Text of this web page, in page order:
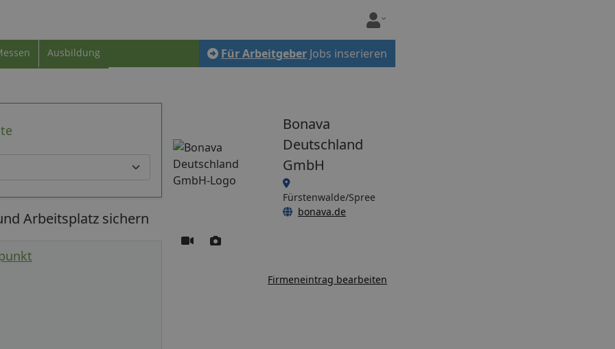
Ausbildung Für Arbeitgeber Jobs inserieren
Arbeitsplatz sichern
Bonava
Deutschland
GmbH
Fürstenwalde/Spree
bonava.de
Firmeneintrag bearbeiten